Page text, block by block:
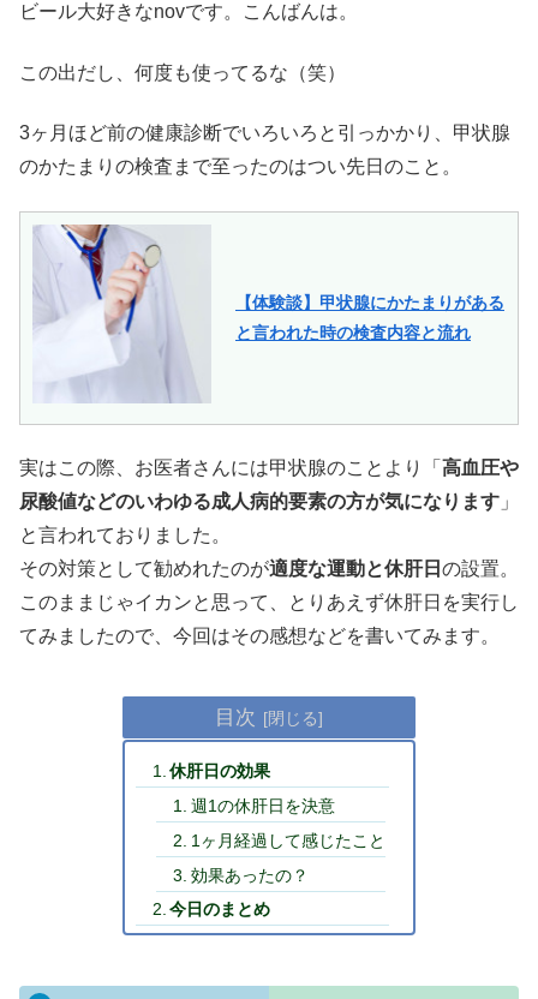
ビール大好きなnovです。こんばんは。
この出だし、何度も使ってるな（笑）
3ヶ月ほど前の健康診断でいろいろと引っかかり、甲状腺
のかたまりの検査まで至ったのはつい先日のこと。
【体験談】甲状腺にかたまりがある
と言われた時の検査内容と流れ
実はこの際、お医者さんには甲状腺のことより「 高血圧や
尿酸値などのいわゆる成人病的要素の方が気になります 」
と言われておりました。
その対策として勧めれたのが適度な運動と休肝日 の設置。
このままじゃイカンと思って、とりあえず休肝日を実行し
てみましたので、今回はその感想などを書いてみます。
目次
休肝日の効果
週1の休肝日を決意
1ヶ月経過して感じたこと
効果あったの？
今日のまとめ